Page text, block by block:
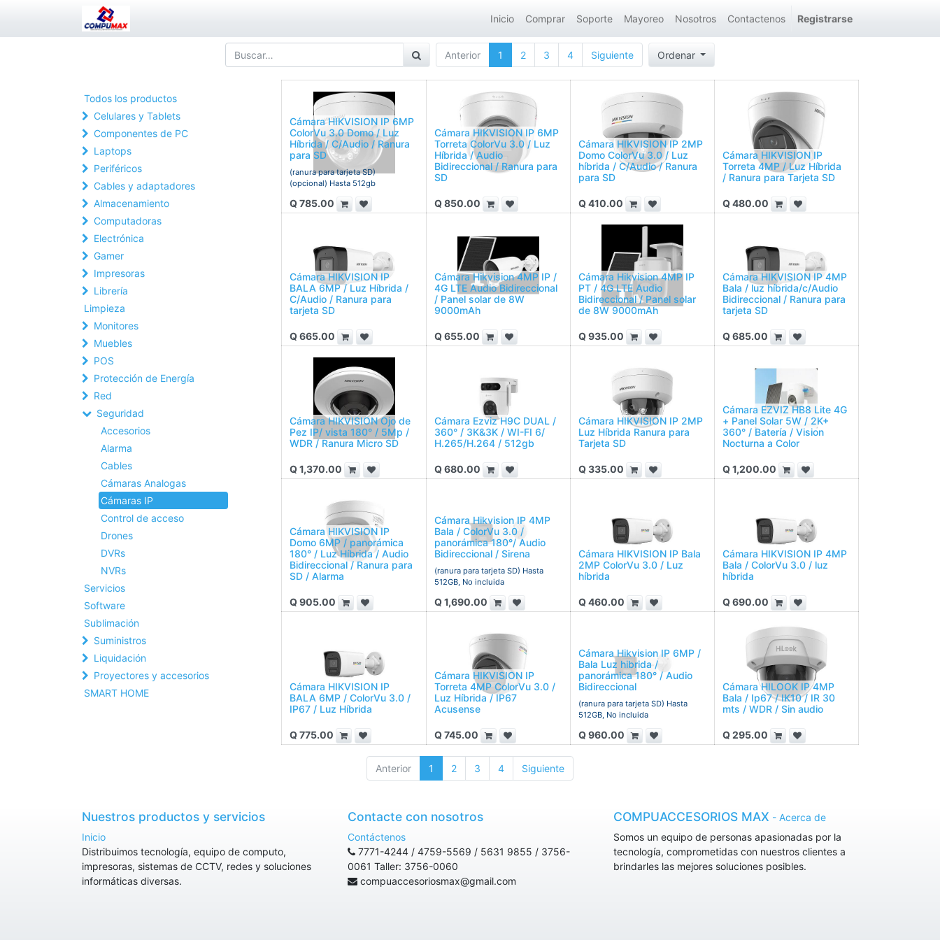
Inicio Comprar Soporte Mayoreo Nosotros Contactenos Registrarse
Anterior 1 2 3 4 Siguiente Ordenar
Todos los productos
Celulares y Tablets
Componentes de PC
Laptops
Periféricos
Cables y adaptadores
Almacenamiento
Computadoras
Electrónica
Gamer
Impresoras
Librería
Limpieza
Monitores
Muebles
POS
Protección de Energía
Red
Seguridad
Accesorios
Alarma
Cables
Cámaras Analogas
Cámaras IP
Control de acceso
Drones
DVRs
NVRs
Servicios
Software
Sublimación
Suministros
Liquidación
Proyectores y accesorios
SMART HOME
Cámara HIKVISION IP 6MP
ColorVu 3.0 Domo / Luz
Híbrida / C/Audio / Ranura
para SD
(ranura para tarjeta SD)
(opcional) Hasta 512gb
Q785.00
Cámara HIKVISION IP 6MP
Torreta ColorVu 3.0 / Luz
Híbrida / Audio
Bidireccional / Ranura para
SD
Q850.00
Cámara HIKVISION IP 2MP
Domo ColorVu 3.0 / Luz
híbrida / C/Audio / Ranura
para SD
Q410.00
Cámara HIKVISION IP
Torreta 4MP / Luz Híbrida
/ Ranura para Tarjeta SD
Q480.00
Cámara HIKVISION IP
BALA 6MP / Luz Híbrida /
C/Audio / Ranura para
tarjeta SD
Q665.00
Cámara Hikvision 4MP IP /
4G LTE Audio Bidireccional
/ Panel solar de 8W
9000mAh
Q655.00
Cámara Hikvision 4MP IP
PT / 4G LTE Audio
Bidireccional / Panel solar
de 8W 9000mAh
Q935.00
Cámara HIKVISION IP 4MP
Bala / luz híbrida/c/Audio
Bidireccional / Ranura para
tarjeta SD
Q685.00
Cámara HIKVISION Ojo de
Pez IP/ vista 180° / 5Mp /
WDR / Ranura Micro SD
Q1,370.00
Cámara Ezviz H9C DUAL /
360° / 3K&3K / WI-FI 6/
H.265/H.264 / 512gb
Q680.00
Cámara HIKVISION IP 2MP
Luz Híbrida Ranura para
Tarjeta SD
Q335.00
Cámara EZVIZ HB8 Lite 4G
+ Panel Solar 5W / 2K+
360° / Batería / Vision
Nocturna a Color
Q1,200.00
Cámara HIKVISION IP
Domo 6MP / panorámica
180° / Luz Híbrida / Audio
Bidireccional / Ranura para
SD / Alarma
Q905.00
Cámara Hikvision IP 4MP
Bala / ColorVu 3.0 /
panorámica 180°/ Audio
Bidireccional / Sirena
(ranura para tarjeta SD) Hasta
512GB, No incluida
Q1,690.00
Cámara HIKVISION IP Bala
2MP ColorVu 3.0 / Luz
híbrida
Q460.00
Cámara HIKVISION IP 4MP
Bala / ColorVu 3.0 / luz
híbrida
Q690.00
Cámara HIKVISION IP
BALA 6MP / ColorVu 3.0 /
IP67 / Luz Híbrida
Q775.00
Cámara HIKVISION IP
Torreta 4MP ColorVu 3.0 /
Luz Híbrida / IP67
Acusense
Q745.00
Cámara Hikvision IP 6MP /
Bala Luz hibrida /
panorámica 180° / Audio
Bidireccional
(ranura para tarjeta SD) Hasta
512GB, No incluida
Q960.00
Cámara HILOOK IP 4MP
Bala / Ip67 / IK10 / IR 30
mts / WDR / Sin audio
Q295.00
Anterior 1 2 3 4 Siguiente
Nuestros productos y servicios
Inicio
Distribuimos tecnología, equipo de computo,
impresoras, sistemas de CCTV, redes y soluciones
informáticas diversas.
Contacte con nosotros
Contáctenos
7771-4244 / 4759-5569 / 5631 9855 / 3756-
0061 Taller: 3756-0060
compuaccesoriosmax@gmail.com
COMPUACCESORIOS MAX - Acerca de
Somos un equipo de personas apasionadas por la
tecnología, comprometidas con nuestros clientes a
brindarles las mejores soluciones posibles.